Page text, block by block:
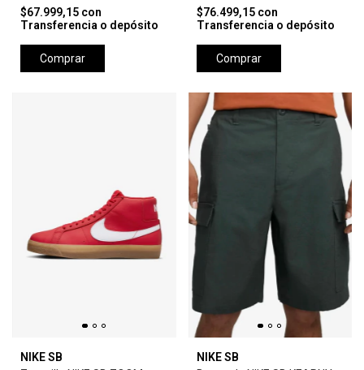
$67.999,15 con
Transferencia o depósito
Comprar
$76.499,15 con
Transferencia o depósito
Comprar
NIKE SB
NIKE SB